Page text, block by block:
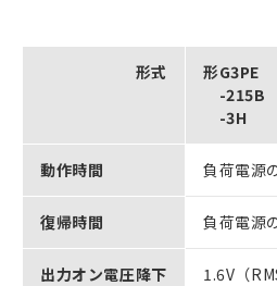
形式
形G3PE
-215B
-3H
動作時間 負荷電源
復帰時間 負荷電源
出力オン電圧降下 1.6V（